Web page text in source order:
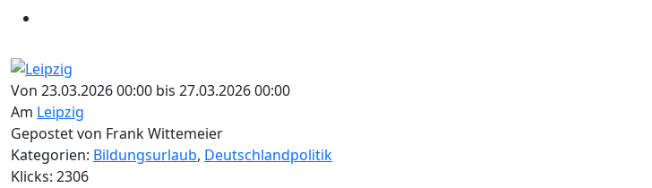
Von 23.03.2026 00:00 bis 27.03.2026 00:00
Am Leipzig
Gepostet von Frank Wittemeier
Kategorien: Bildungsurlaub, Deutschlandpolitik
Klicks: 2306